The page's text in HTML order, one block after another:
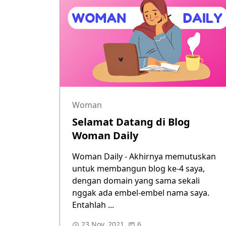
Woman
Selamat Datang di Blog
Woman Daily
Woman Daily - Akhirnya memutuskan
untuk membangun blog ke-4 saya,
dengan domain yang sama sekali
nggak ada embel-embel nama saya.
Entahlah ...